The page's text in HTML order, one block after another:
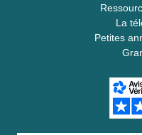
La
Petites